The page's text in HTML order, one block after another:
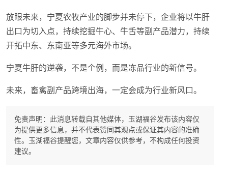
放眼未来，宁夏农牧产业的脚步并未停下，企业将以牛肝
出口为切入点，持续挖掘牛心、牛舌等副产品潜力，持续
开拓中东、东南亚等多元海外市场。
宁夏牛肝的逆袭，不是个例，而是冻品行业的新信号。
未来，畜禽副产品跨境出海，一定会成为行业新风口。
免责声明：此消息转载自其他媒体，玉湖福谷发布该内容仅
为提供更多信息，并不代表赞同其观点或保证其内容的准确
性。玉湖福谷提醒您，文章内容仅供参考，不构成任何投资
建议。